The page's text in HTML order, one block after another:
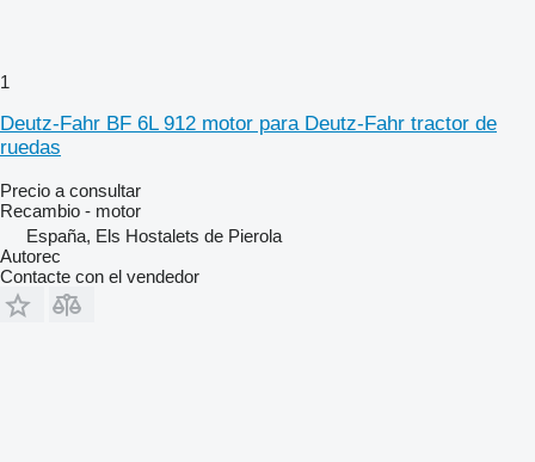
1
Deutz-Fahr BF 6L 912 motor para Deutz-Fahr tractor de
ruedas
Precio a consultar
Recambio - motor
España, Els Hostalets de Pierola
Autorec
Contacte con el vendedor